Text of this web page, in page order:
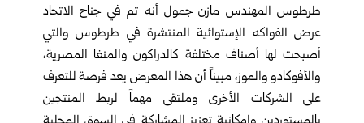
طرطوس المهندس مازن جمول أنه تم في جناح الاتحاد
عرض الفواكه الإستوائية المنتشرة في طرطوس والتي
أصبحت لها أصناف مختلفة كالدراكون والمنغا المصرية،
والأفوكادو والموز، مبيناً أن هذا المعرض يعد فرصة للتعرف
على الشركات الأخرى وملتقى مهماً لربط المنتجين